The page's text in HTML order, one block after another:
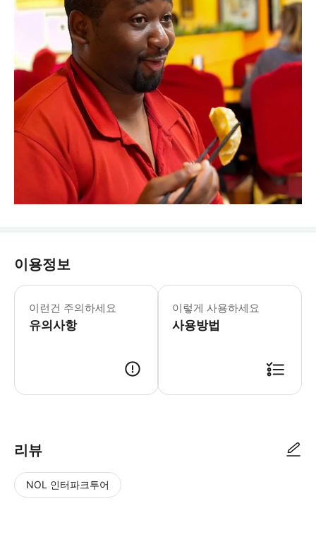
이용정보
이런건 주의하세요
유의사항
이렇게 사용하세요
사용방법
리뷰
NOL 인터파크투어